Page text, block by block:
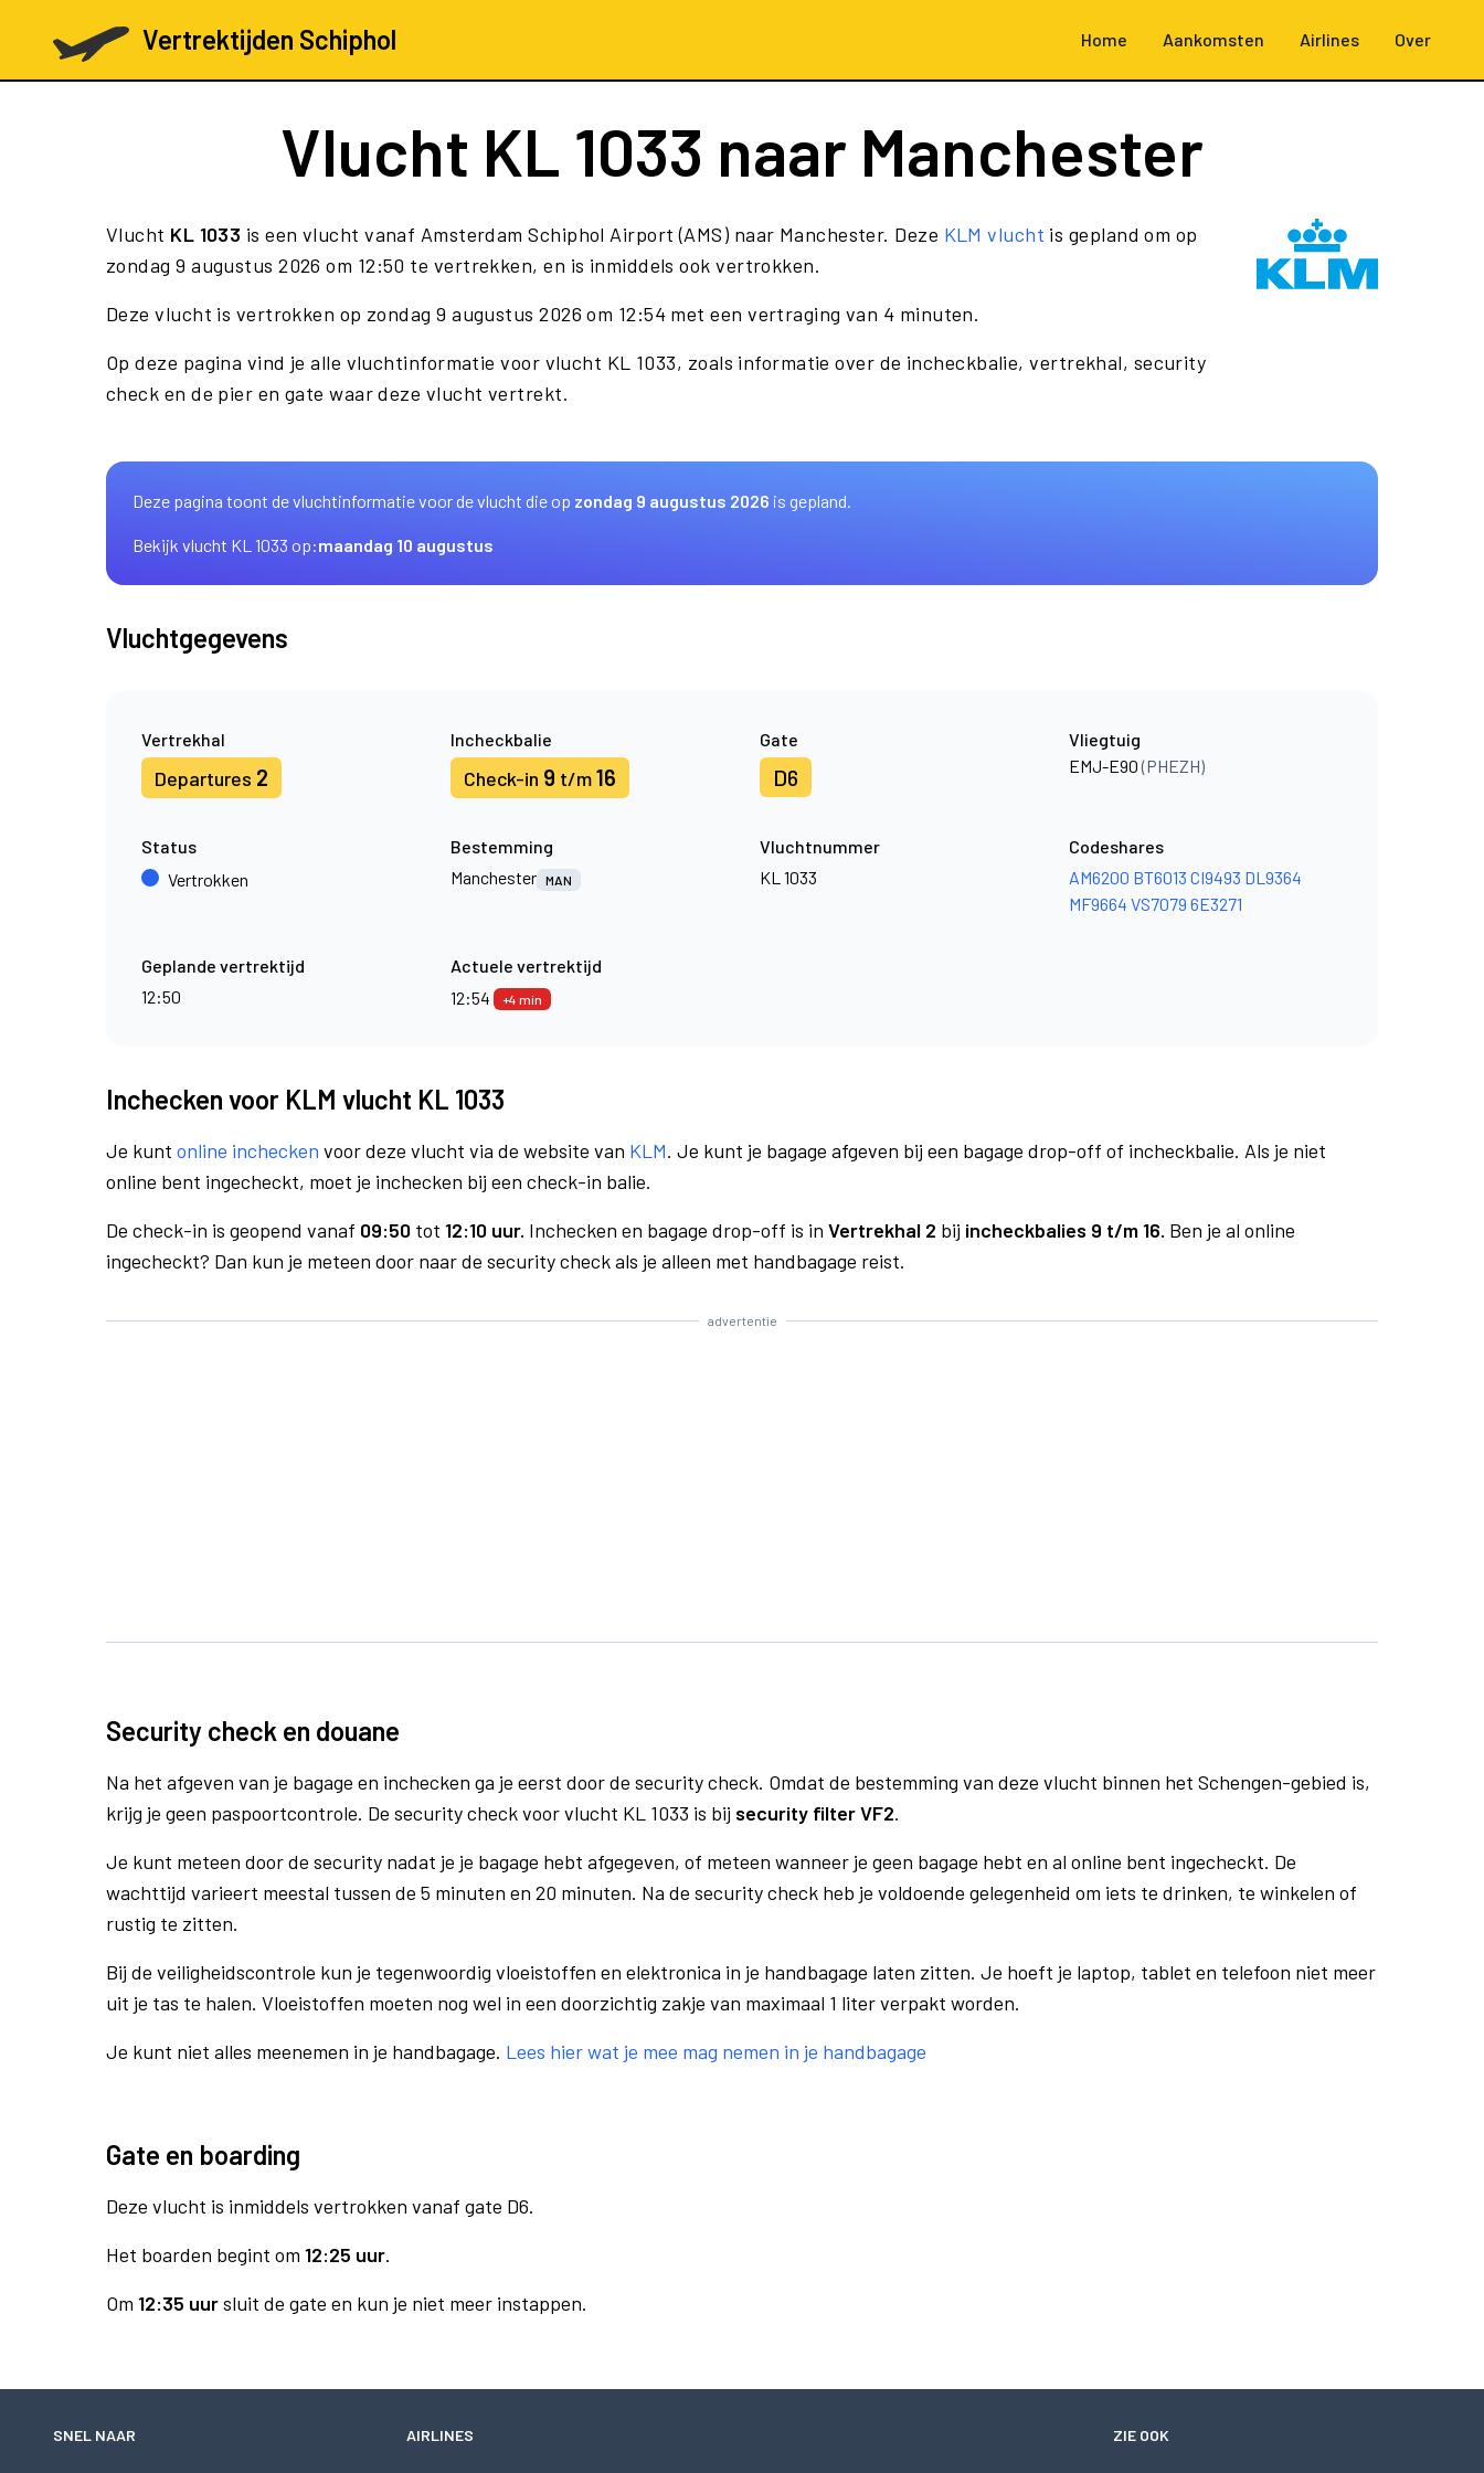
Vertrektijden Schiphol Home Aankomsten Airlines Over
Vlucht KL 1033 naar Manchester
Vlucht KL 1033 is een vlucht vanaf Amsterdam Schiphol Airport (AMS) naar Manchester. Deze KLM vlucht is gepland om op
zondag 9 augustus 2026 om 12:50 te vertrekken, en is inmiddels ook vertrokken.
Deze vlucht is vertrokken op zondag 9 augustus 2026 om 12:54 met een vertraging van 4 minuten.
Op deze pagina vind je alle vluchtinformatie voor vlucht KL 1033, zoals informatie over de incheckbalie, vertrekhal, security
check en de pier en gate waar deze vlucht vertrekt.
Deze pagina toont de vluchtinformatie voor de vlucht die op zondag 9 augustus 2026 is gepland.
Bekijk vlucht KL 1033 op:maandag 10 augustus
Vluchtgegevens
Vertrekhal
Departures 2
Incheckbalie
Check-in 9 t/m16
Gate
D6
Vliegtuig
EMJ-E90(PHEZH)
Status
Vertrokken
Bestemming
Manchester MAN
Vluchtnummer
KL 1033
Codeshares
AM6200 BT6013 CI9493 DL9364
MF9664 VS7079 6E3271
Geplande vertrektijd
12:50
Actuele vertrektijd
12:54
+4 min
Inchecken voor KLM vlucht KL 1033
Je kunt online inchecken voor deze vlucht via de website van KLM. Je kunt je bagage afgeven bij een bagage drop-off of incheckbalie. Als je niet
online bent ingecheckt, moet je inchecken bij een check-in balie.
De check-in is geopend vanaf 09:50 tot 12:10 uur. Inchecken en bagage drop-off is in Vertrekhal 2 bij incheckbalies 9 t/m 16. Ben je al online
ingecheckt? Dan kun je meteen door naar de security check als je alleen met handbagage reist.
advertentie
Security check en douane
Na het afgeven van je bagage en inchecken ga je eerst door de security check. Omdat de bestemming van deze vlucht binnen het Schengen-gebied is,
krijg je geen paspoortcontrole. De security check voor vlucht KL 1033 is bij security filter VF2.
Je kunt meteen door de security nadat je je bagage hebt afgegeven, of meteen wanneer je geen bagage hebt en al online bent ingecheckt. De
wachttijd varieert meestal tussen de 5 minuten en 20 minuten. Na de security check heb je voldoende gelegenheid om iets te drinken, te winkelen of
rustig te zitten.
Bij de veiligheidscontrole kun je tegenwoordig vloeistoffen en elektronica in je handbagage laten zitten. Je hoeft je laptop, tablet en telefoon niet meer
uit je tas te halen. Vloeistoffen moeten nog wel in een doorzichtig zakje van maximaal 1 liter verpakt worden.
Je kunt niet alles meenemen in je handbagage. Lees hier wat je mee mag nemen in je handbagage
Gate en boarding
Deze vlucht is inmiddels vertrokken vanaf gate D6.
Het boarden begint om 12:25 uur.
Om 12:35 uursluit de gate en kun je niet meer instappen.
SNEL NAAR AIRLINES ZIE OOK